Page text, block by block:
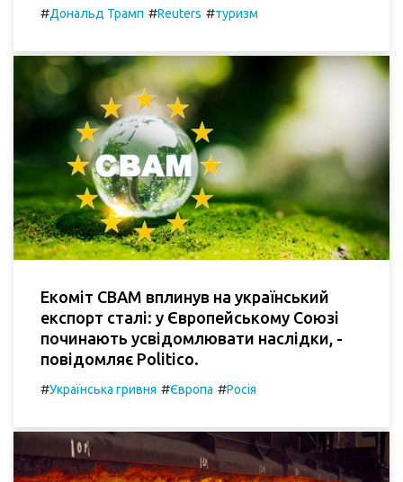
#Дональд Трамп #Reuters #туризм
Екоміт CBAM вплинув на український
експорт сталі: у Європейському Союзі
починають усвідомлювати наслідки, -
повідомляє Politico.
#Українська гривня #Європа #Росія